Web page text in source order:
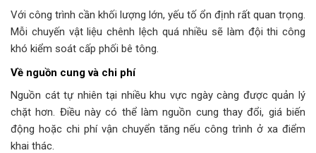
Với công trình cần khối lượng lớn, yếu tố ổn định rất quan trọng.
Mỗi chuyến vật liệu chênh lệch quá nhiều sẽ làm đội thi công
khó kiểm soát cấp phối bê tông.
Về nguồn cung và chi phí
Nguồn cát tự nhiên tại nhiều khu vực ngày càng được quản lý
chặt hơn. Điều này có thể làm nguồn cung thay đổi, giá biến
động hoặc chi phí vận chuyển tăng nếu công trình ở xa điểm
khai thác.